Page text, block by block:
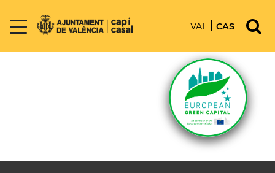
VAL CAS